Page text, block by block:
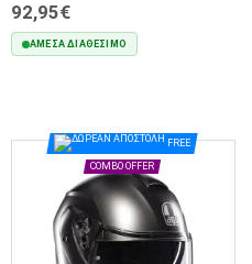
92,95€
ΆΜΕΣΑ ΔΙΑΘΈΣΙΜΟ
FREE
COMBO OFFER